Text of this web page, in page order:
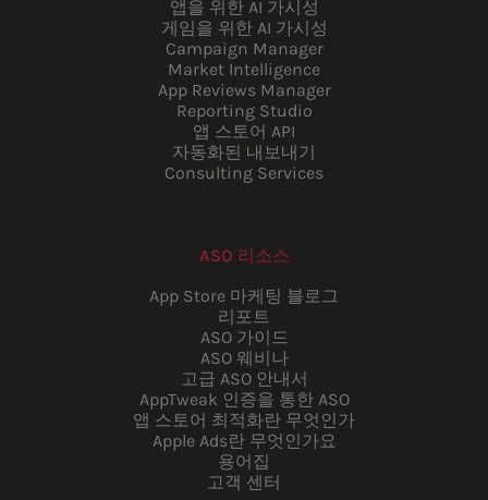
앱을 위한 AI 가시성
게임을 위한 AI 가시성
Campaign Manager
Market Intelligence
App Reviews Manager
Reporting Studio
앱 스토어 API
자동화된 내보내기
Consulting Services
ASO 리소스
App Store 마케팅 블로그
리포트
ASO 가이드
ASO 웨비나
고급 ASO 안내서
AppTweak 인증을 통한 ASO
앱 스토어 최적화란 무엇인가
Apple Ads란 무엇인가요
용어집
고객 센터